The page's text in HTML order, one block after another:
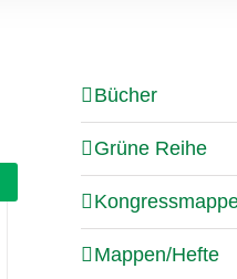
Bücher
Grüne Reihe
Mappen/Hefte